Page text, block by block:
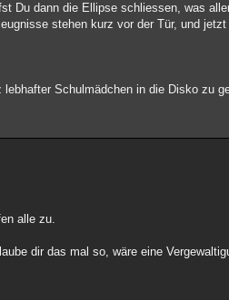
Du dann die Ellipse schliessen, was
stehen kurz vor der Tür, und
Schulmädchen in die Disko zu
alle zu.
dir das mal so, wäre eine